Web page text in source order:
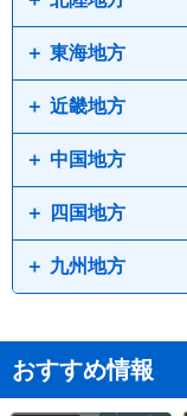
山形県
山梨県
新潟県
石川県
東海地方
愛知県
静岡県
近畿地方
兵庫県
滋賀県
中国地方
鳥取県
岡山県
四国地方
徳島県九州地方
おすすめ情報